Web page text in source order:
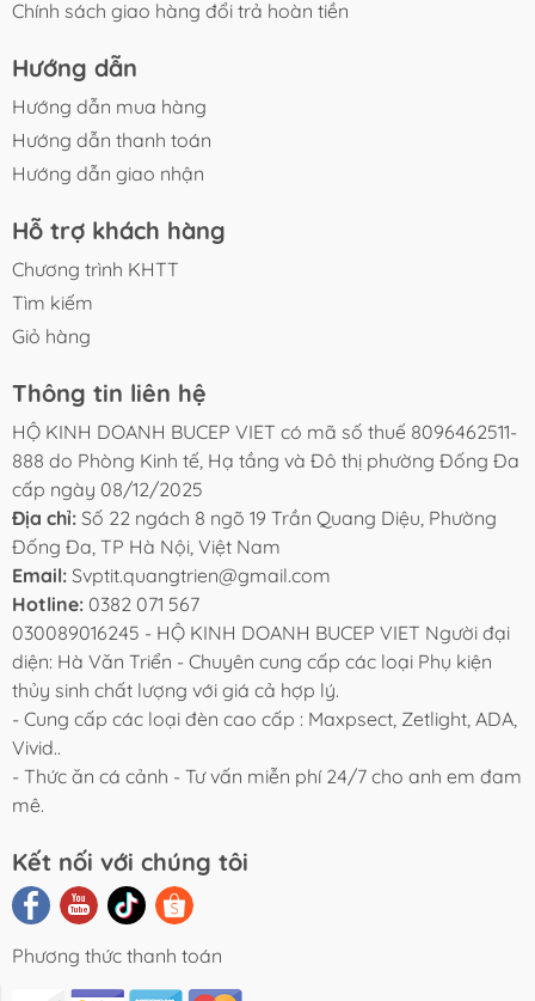
Chính sách giao hàng đổi trả hoàn tiền
Hướng dẫn
Hướng dẫn mua hàng
Hướng dẫn thanh toán
Hướng dẫn giao nhận
Hỗ trợ khách hàng
Chương trình KHTT
Tìm kiếm
Giỏ hàng
Thông tin liên hệ
HỘ KINH DOANH BUCEP VIET có mã số thuế 8096462511-
888 do Phòng Kinh tế, Hạ tầng và Đô thị phường Đống Đa
cấp ngày 08/12/2025
Địa chỉ: Số 22 ngách 8 ngõ 19 Trần Quang Diệu, Phường
Đống Đa, TP Hà Nội, Việt Nam
Email: Svptit.quangtrien@gmail.com
Hotline: 0382 071 567
030089016245 - HỘ KINH DOANH BUCEP VIET Người đại
diện: Hà Văn Triển - Chuyên cung cấp các loại Phụ kiện
thủy sinh chất lượng với giá cả hợp lý.
- Cung cấp các loại đèn cao cấp : Maxpsect, Zetlight, ADA,
Vivid..
- Thức ăn cá cảnh - Tư vấn miễn phí 24/7 cho anh em đam
mê.
Kết nối với chúng tôi
Phương thức thanh toán